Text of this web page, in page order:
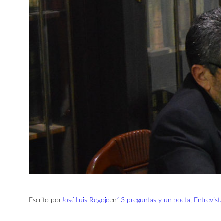
Escrito porJosé Luis Regojoen13 preguntas y un poeta,